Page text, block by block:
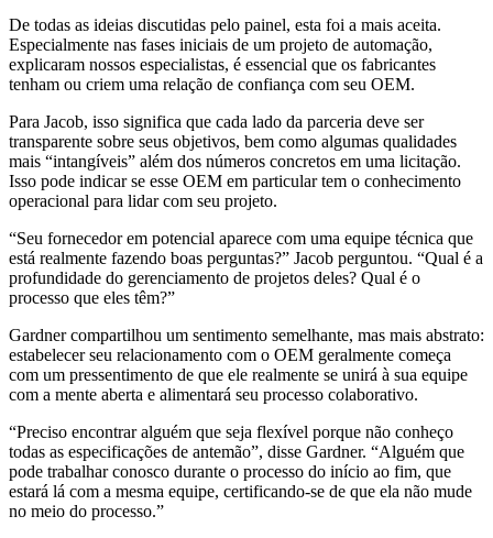
De todas as ideias discutidas pelo painel, esta foi a mais aceita.
Especialmente nas fases iniciais de um projeto de automação,
explicaram nossos especialistas, é essencial que os fabricantes
tenham ou criem uma relação de confiança com seu OEM.
Para Jacob, isso significa que cada lado da parceria deve ser
transparente sobre seus objetivos, bem como algumas qualidades
mais “intangíveis” além dos números concretos em uma licitação.
Isso pode indicar se esse OEM em particular tem o conhecimento
operacional para lidar com seu projeto.
“Seu fornecedor em potencial aparece com uma equipe técnica que
está realmente fazendo boas perguntas?” Jacob perguntou. “Qual é a
profundidade do gerenciamento de projetos deles? Qual é o
processo que eles têm?”
Gardner compartilhou um sentimento semelhante, mas mais abstrato:
estabelecer seu relacionamento com o OEM geralmente começa
com um pressentimento de que ele realmente se unirá à sua equipe
com a mente aberta e alimentará seu processo colaborativo.
“Preciso encontrar alguém que seja flexível porque não conheço
todas as especificações de antemão”, disse Gardner. “Alguém que
pode trabalhar conosco durante o processo do início ao fim, que
estará lá com a mesma equipe, certificando-se de que ela não mude
no meio do processo.”